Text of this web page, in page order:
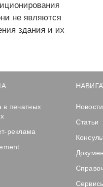
не являются
здания и их
в печатных
реклама
Новости
Статьи